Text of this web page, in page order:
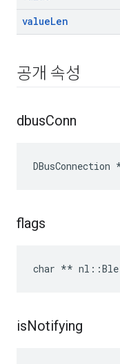
valueLen
공개 속성
dbusConn
flags
char **
isNotifying